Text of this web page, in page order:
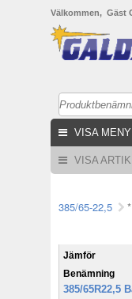
Välkommen, Gäst
VISA MENY
VISA
385/65-22,5
Jämför
Benämning
385/65R22,5